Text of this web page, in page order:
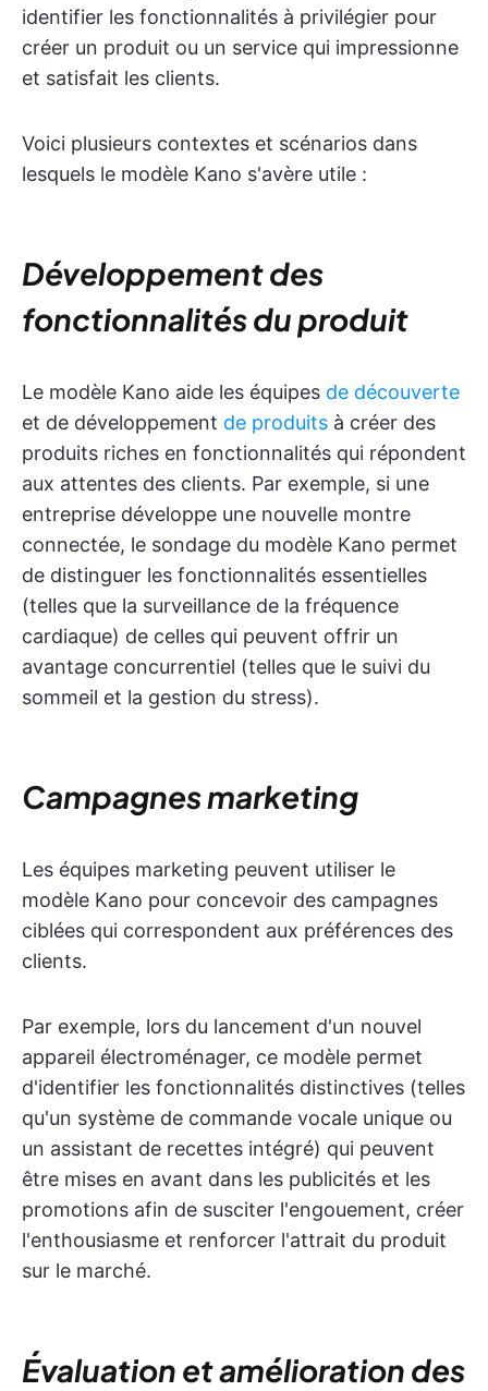
identifier les fonctionnalités à privilégier pour
créer un produit ou un service qui impressionne
et satisfait les clients.
Voici plusieurs contextes et scénarios dans
lesquels le modèle Kano s'avère utile :
Développement des
fonctionnalités du produit
Le modèle Kano aide les équipes de découverte
et de développement de produits à créer des
produits riches en fonctionnalités qui répondent
aux attentes des clients. Par exemple, si une
entreprise développe une nouvelle montre
connectée, le sondage du modèle Kano permet
de distinguer les fonctionnalités essentielles
(telles que la surveillance de la fréquence
cardiaque) de celles qui peuvent offrir un
avantage concurrentiel (telles que le suivi du
sommeil et la gestion du stress).
Campagnes marketing
Les équipes marketing peuvent utiliser le
modèle Kano pour concevoir des campagnes
ciblées qui correspondent aux préférences des
clients.
Par exemple, lors du lancement d'un nouvel
appareil électroménager, ce modèle permet
d'identifier les fonctionnalités distinctives (telles
qu'un système de commande vocale unique ou
un assistant de recettes intégré) qui peuvent
être mises en avant dans les publicités et les
promotions afin de susciter l'engouement, créer
l'enthousiasme et renforcer l'attrait du produit
sur le marché.
Évaluation et amélioration des